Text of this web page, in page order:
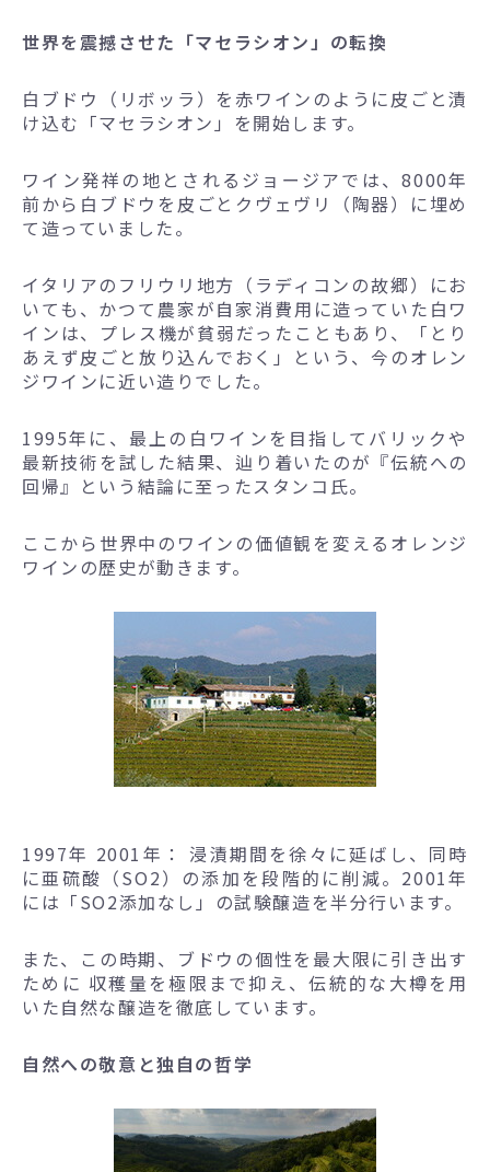
世界を震撼させた「マセラシオン」の転換
白ブドウ（リボッラ）を赤ワインのように皮ごと漬
け込む「マセラシオン」を開始します。
ワイン発祥の地とされるジョージアでは、8000年
前から白ブドウを皮ごとクヴェヴリ（陶器）に埋め
て造っていました。
イタリアのフリウリ地方（ラディコンの故郷）にお
いても、かつて農家が自家消費用に造っていた白ワ
インは、プレス機が貧弱だったこともあり、「とり
あえず皮ごと放り込んでおく」という、今のオレン
ジワインに近い造りでした。
1995年に、最上の白ワインを目指してバリックや
最新技術を試した結果、辿り着いたのが『伝統への
回帰』という結論に至ったスタンコ氏。
ここから世界中のワインの価値観を変えるオレンジ
ワインの歴史が動きます。
1997年 2001年： 浸漬期間を徐々に延ばし、同時
に亜硫酸（SO2）の添加を段階的に削減。2001年
には「SO2添加なし」の試験醸造を半分行います。
また、この時期、ブドウの個性を最大限に引き出す
ために 収穫量を極限まで抑え、伝統的な大樽を用
いた自然な醸造を徹底しています。
自然への敬意と独自の哲学